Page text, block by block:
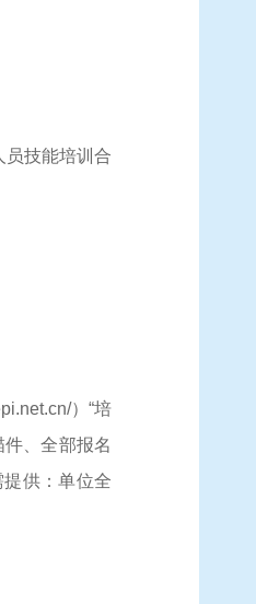
员技能培训合
）“培
、全部报名
提供：单位全